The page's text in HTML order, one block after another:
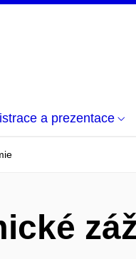
a prezentace